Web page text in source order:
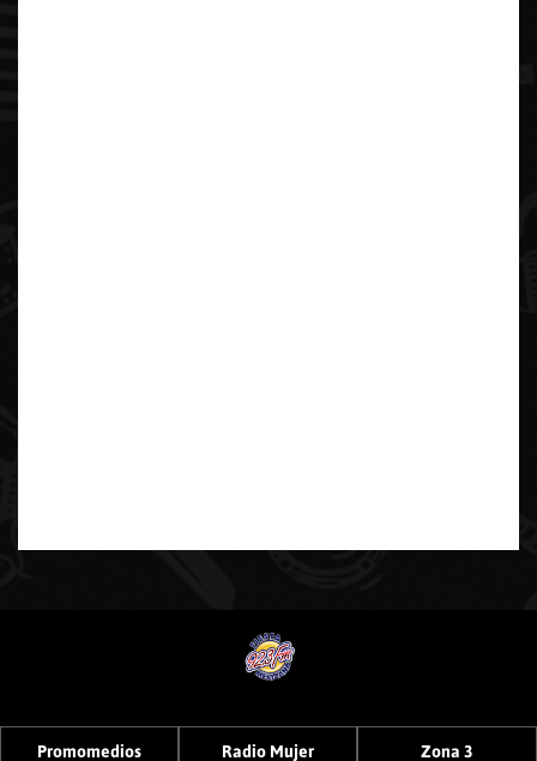
Promomedios Radio Mujer Zona 3